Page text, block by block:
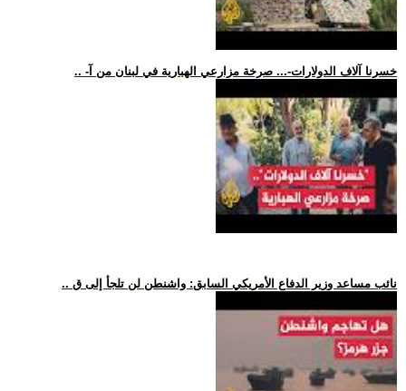
.. -خسرنا آلاف الدولارات-... صرخة مزارعي الهبارية في لبنان من آ
.. نائب مساعد وزير الدفاع الأمريكي السابق: واشنطن لن تلجأ إلى ق